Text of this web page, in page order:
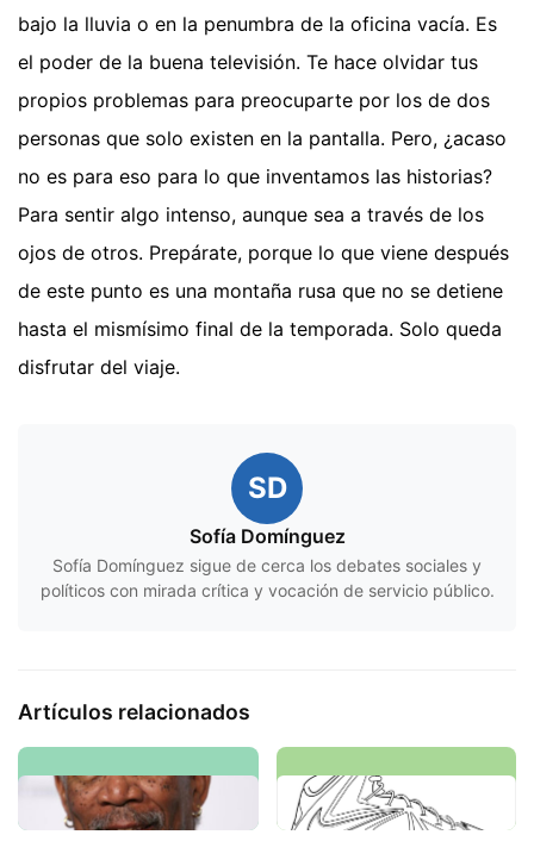
bajo la lluvia o en la penumbra de la oficina vacía. Es
el poder de la buena televisión. Te hace olvidar tus
propios problemas para preocuparte por los de dos
personas que solo existen en la pantalla. Pero, ¿acaso
no es para eso para lo que inventamos las historias?
Para sentir algo intenso, aunque sea a través de los
ojos de otros. Prepárate, porque lo que viene después
de este punto es una montaña rusa que no se detiene
hasta el mismísimo final de la temporada. Solo queda
disfrutar del viaje.
SD
Sofía Domínguez
Sofía Domínguez sigue de cerca los debates sociales y
políticos con mirada crítica y vocación de servicio público.
Artículos relacionados